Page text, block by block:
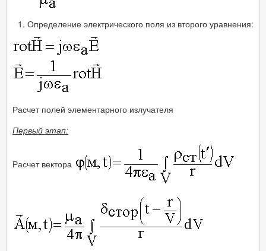
Определение электрического поля из второго уравнения:
Расчет полей элементарного излучателя
Первый этап:
Расчет вектора